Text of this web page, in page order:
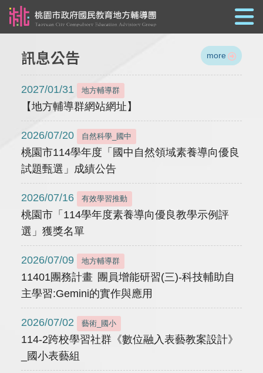
訊息公告 more
2027/01/31 地方輔導群
【地方輔導群網站網址】
2026/07/20 自然科學_國中
桃園市114學年度「國中自然領域素養導向優良
試題甄選」成績公告
2026/07/16 有效學習推動
桃園市「114學年度素養導向優良教學示例評
選」獲獎名單
2026/07/09 地方輔導群
11401團務計畫 團員增能研習(三)-科技輔助自
主學習:Gemini的實作與應用
2026/07/02 藝術_國小
114-2跨校學習社群《數位融入表藝教案設計》
_國小表藝組